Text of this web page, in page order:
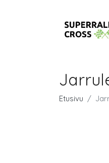
Etusivu